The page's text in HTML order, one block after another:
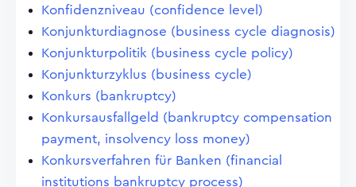
Konfidenzniveau (confidence level)
Konjunkturdiagnose (business cycle diagnosis)
Konjunkturpolitik (business cycle policy)
Konjunkturzyklus (business cycle)
Konkurs (bankruptcy)
Konkursausfallgeld (bankruptcy compensation
payment, insolvency loss money)
Konkursverfahren für Banken (financial
institutions bankruptcy process)